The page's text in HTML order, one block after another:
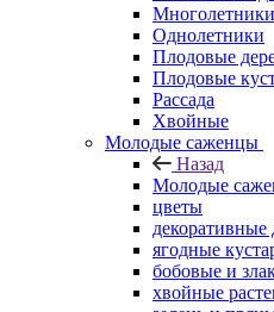
Многолетники
Однолетники
Плодовые
Плодовые
Рассада
Хвойные
Молодые саженцы
Назад
Молодые
цветы
декоративные
ягодные
бобовые и
хвойные